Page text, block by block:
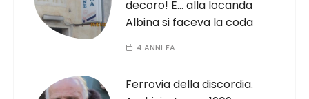
decoro! E… alla locanda
Albina si faceva la coda
4 ANNI FA
Ferrovia della discordia.